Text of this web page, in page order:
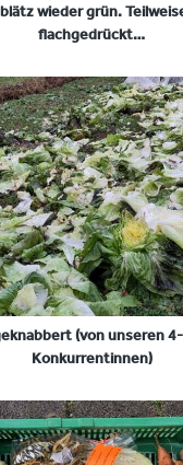
wieder grün.
flachgedrückt…
(von unseren
Konkurrentinnen)